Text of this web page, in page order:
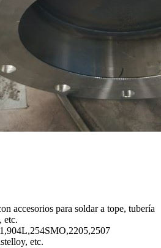
accesorios para soldar a tope, tubería
etc.
etc.